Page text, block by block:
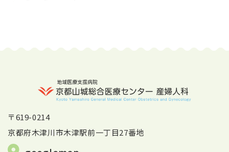
〒619-0214
京都府木津川市木津駅前一丁目27番地